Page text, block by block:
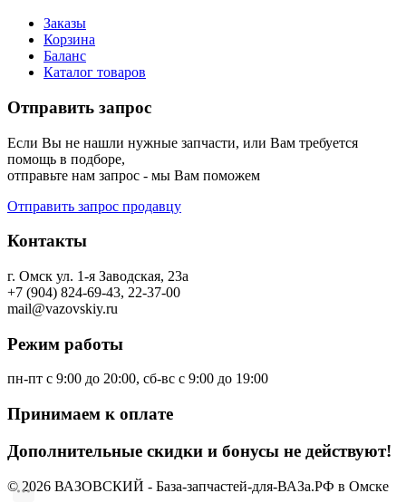
Заказы
Корзина
Баланс
Каталог товаров
Отправить запрос
Если Вы не нашли нужные запчасти, или Вам требуется
помощь в подборе,
отправьте нам запрос - мы Вам поможем
Отправить запрос продавцу
Контакты
г. Омск ул. 1-я Заводская, 23а
+7 (904) 824-69-43, 22-37-00
mail@vazovskiy.ru
Режим работы
пн-пт с 9:00 до 20:00, сб-вс с 9:00 до 19:00
Принимаем к оплате
Дополнительные скидки и бонусы не действуют!
© 2026 ВАЗОВСКИЙ - База-запчастей-для-ВАЗа.РФ в Омске